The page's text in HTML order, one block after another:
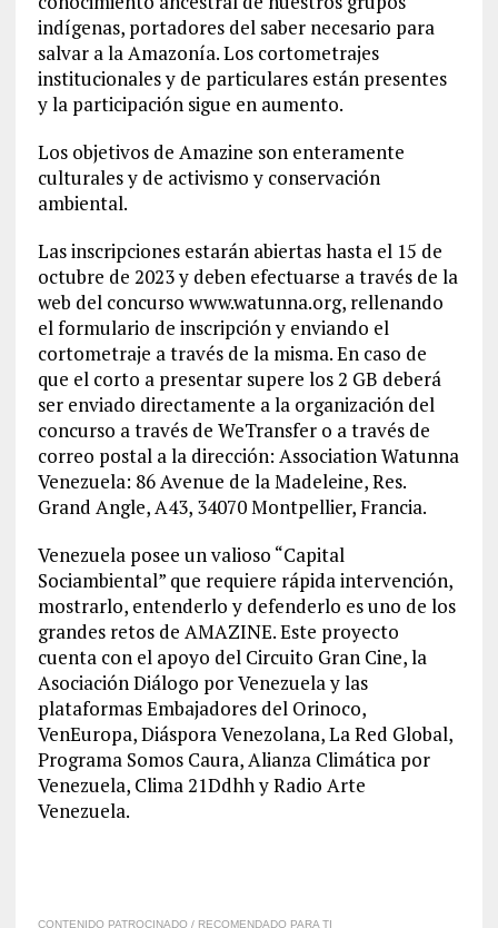
indígenas, portadores del saber necesario para
salvar a la Amazonía. Los cortometrajes
institucionales y de particulares están presentes
y la participación sigue en aumento.
Los objetivos de Amazine son enteramente
culturales y de activismo y conservación
ambiental.
Las inscripciones estarán abiertas hasta el 15 de
octubre de 2023 y deben efectuarse a través de la
web del concurso www.watunna.org, rellenando
el formulario de inscripción y enviando el
cortometraje a través de la misma. En caso de
que el corto a presentar supere los 2 GB deberá
ser enviado directamente a la organización del
concurso a través de WeTransfer o a través de
correo postal a la dirección: Association Watunna
Venezuela: 86 Avenue de la Madeleine, Res.
Grand Angle, A43, 34070 Montpellier, Francia.
Venezuela posee un valioso “Capital
Sociambiental” que requiere rápida intervención,
mostrarlo, entenderlo y defenderlo es uno de los
grandes retos de AMAZINE. Este proyecto
cuenta con el apoyo del Circuito Gran Cine, la
Asociación Diálogo por Venezuela y las
plataformas Embajadores del Orinoco,
VenEuropa, Diáspora Venezolana, La Red Global,
Programa Somos Caura, Alianza Climática por
Venezuela, Clima 21Ddhh y Radio Arte
Venezuela.
CONTENIDO PATROCINADO / RECOMENDADO PARA TI